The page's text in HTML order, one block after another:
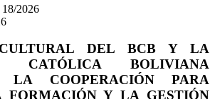
2026
CULTURAL DEL BCB Y LA
CATÓLICA BOLIVIANA
LA COOPERACIÓN PARA
FORMACIÓN Y LA GESTIÓN